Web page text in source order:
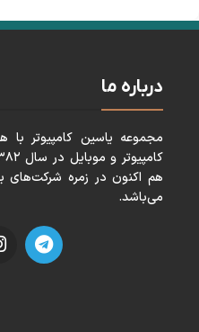
درباره ما
مجموعه ياسين كامپيوتر با
هم اكنون در زمره شركت‌های
می‌باشد.